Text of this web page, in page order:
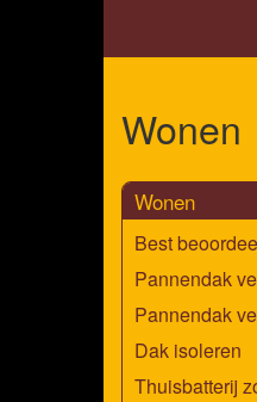
Wonen
Wonen
Best
Pannendak
Pannendak
Dak isoleren
Thuisbatterij